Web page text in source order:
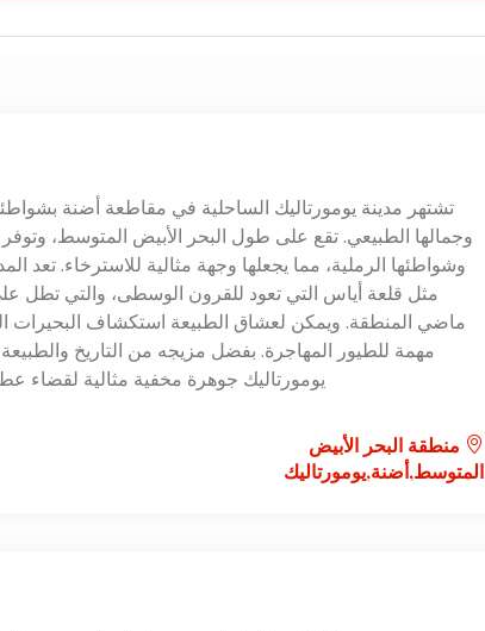
تشتهر مدينة يومورتاليك الساحلية في مقاطعة أضنة
وجمالها الطبيعي. تقع على طول البحر الأبيض المتوسط، وتوفر
وشواطئها الرملية، مما يجعلها وجهة مثالية للاسترخاء. تعد
مثل قلعة أياس التي تعود للقرون الوسطى، والتي تطل
ماضي المنطقة. ويمكن لعشاق الطبيعة استكشاف البحيرات
مهمة للطيور المهاجرة. بفضل مزيجه من التاريخ
يومورتاليك جوهرة مخفية مثالية لقضاء
منطقة البحر الأبيض
المتوسط,أضنة,يومورتاليك